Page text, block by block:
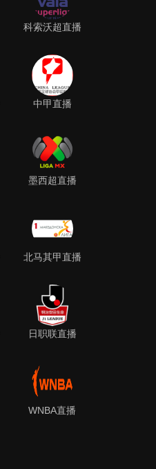
科索沃超直播
中甲直播
墨西超直播
北马其甲直播
日职联直播
WNBA直播